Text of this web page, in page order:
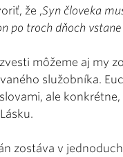
že ,Syn človeka
po troch dňoch
môžeme aj my
služobníka.
ale
zostáva v